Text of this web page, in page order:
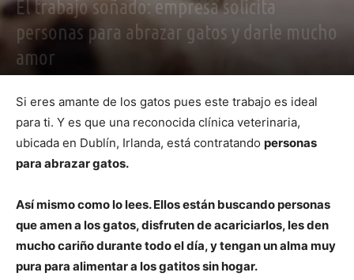
El trabajo soñado: empresa solicita
personas para abrazar gatos y darle mucho
amor
Si eres amante de los gatos pues este trabajo es ideal
para ti. Y es que una reconocida clínica veterinaria,
ubicada en Dublín, Irlanda, está contratando personas
para abrazar gatos.
Así mismo como lo lees. Ellos están buscando personas
que amen a los gatos, disfruten de acariciarlos, les den
mucho cariño durante todo el día, y tengan un alma muy
pura para alimentar a los gatitos sin hogar.